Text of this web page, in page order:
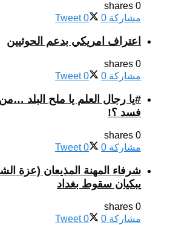
0 shares
مشاركة 0
Tweet 0
اعتراف امريكي بدعم الحوثيين
0 shares
مشاركة 0
Tweet 0
#يا رجال العلم يا ملح البلد
فسد ؟!
0 shares
مشاركة 0
Tweet 0
شرفاء المهنة المذيعان (عزة
يبكيان سقوط بغداد
0 shares
مشاركة 0
Tweet 0